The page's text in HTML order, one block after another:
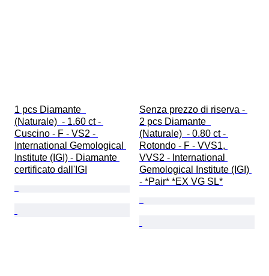
1 pcs Diamante
(Naturale)  - 1.60 ct -
Cuscino - F - VS2 -
International Gemological
Institute (IGI) - Diamante
certificato dall'IGI
Senza prezzo di riserva -
2 pcs Diamante
(Naturale)  - 0.80 ct -
Rotondo - F - VVS1,
VVS2 - International
Gemological Institute (IGI)
- *Pair* *EX VG SL*